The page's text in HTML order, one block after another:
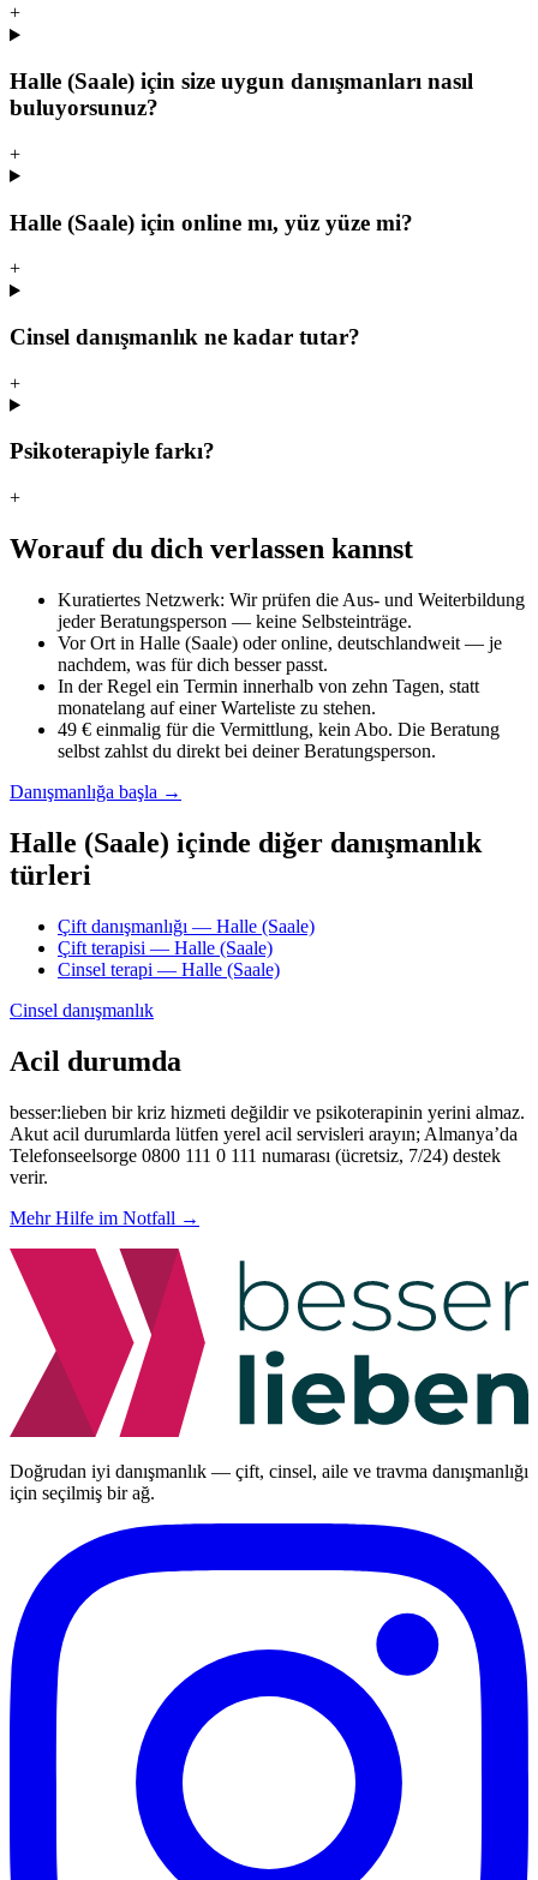
+
Halle (Saale) için size uygun danışmanları nasıl
buluyorsunuz?
+
Halle (Saale) için online mı, yüz yüze mi?
+
Cinsel danışmanlık ne kadar tutar?
+
Psikoterapiyle farkı?
+
Worauf du dich verlassen kannst
Kuratiertes Netzwerk: Wir prüfen die Aus- und Weiterbildung
jeder Beratungsperson — keine Selbsteinträge.
Vor Ort in Halle (Saale) oder online, deutschlandweit — je
nachdem, was für dich besser passt.
In der Regel ein Termin innerhalb von zehn Tagen, statt
monatelang auf einer Warteliste zu stehen.
49 € einmalig für die Vermittlung, kein Abo. Die Beratung
selbst zahlst du direkt bei deiner Beratungsperson.
Danışmanlığa başla →
Halle (Saale) içinde diğer danışmanlık
türleri
Çift danışmanlığı — Halle (Saale)
Çift terapisi — Halle (Saale)
Cinsel terapi — Halle (Saale)
Cinsel danışmanlık
Acil durumda
besser:lieben bir kriz hizmeti değildir ve psikoterapinin yerini almaz.
Akut acil durumlarda lütfen yerel acil servisleri arayın; Almanya’da
Telefonseelsorge 0800 111 0 111 numarası (ücretsiz, 7/24) destek
verir.
Mehr Hilfe im Notfall →
Doğrudan iyi danışmanlık — çift, cinsel, aile ve travma danışmanlığı
için seçilmiş bir ağ.